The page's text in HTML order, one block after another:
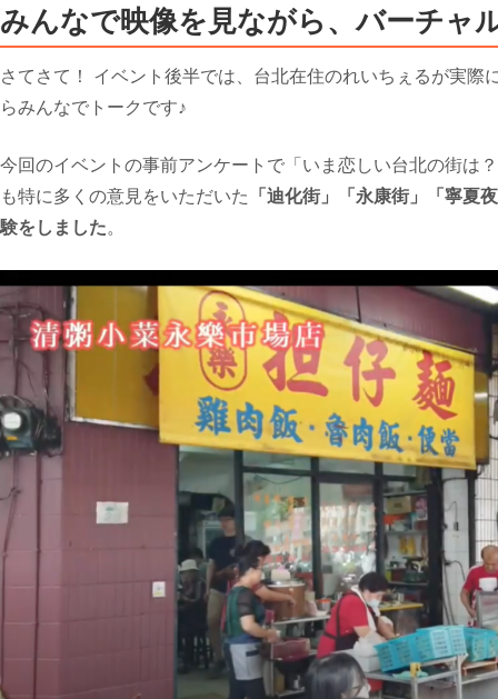
みんなで映像を見ながら、バーチャ
さてさて！ イベント後半では、台北在住のれいちぇるが実
らみんなでトークです♪
今回のイベントの事前アンケートで「いま恋しい台北の街は
も特に多くの意見をいただいた
「迪化街」「永康街」「寧夏
験をしました。